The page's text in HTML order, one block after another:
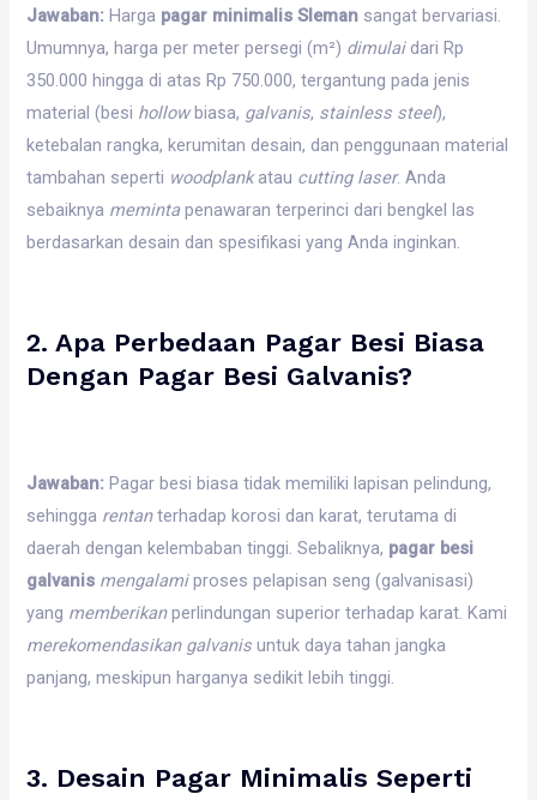
Jawaban: Harga pagar minimalis Sleman sangat bervariasi.
Umumnya, harga per meter persegi (m²) dimulaidari Rp
350.000 hingga di atas Rp 750.000, tergantung pada jenis
material (besi hollowbiasa, galvanis, stainless steel),
ketebalan rangka, kerumitan desain, dan penggunaan material
tambahan seperti woodplankatau cutting laser. Anda
sebaiknya meminta penawaran terperinci dari bengkel las
berdasarkan desain dan spesifikasi yang Anda inginkan.
2. Apa Perbedaan Pagar Besi Biasa
Dengan Pagar Besi Galvanis?
Jawaban: Pagar besi biasa tidak memiliki lapisan pelindung,
sehingga rentanterhadap korosi dan karat, terutama di
daerah dengan kelembaban tinggi. Sebaliknya, pagar besi
galvanis mengalamiproses pelapisan seng (galvanisasi)
yang memberikanperlindungan superior terhadap karat. Kami
merekomendasikan galvanis untuk daya tahan jangka
panjang, meskipun harganya sedikit lebih tinggi.
3. Desain Pagar Minimalis Seperti